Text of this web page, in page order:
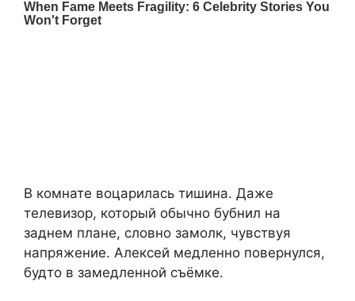
В комнате воцарилась тишина. Даже
телевизор, который обычно бубнил на
заднем плане, словно замолк, чувствуя
напряжение. Алексей медленно повернулся,
будто в замедленной съёмке.